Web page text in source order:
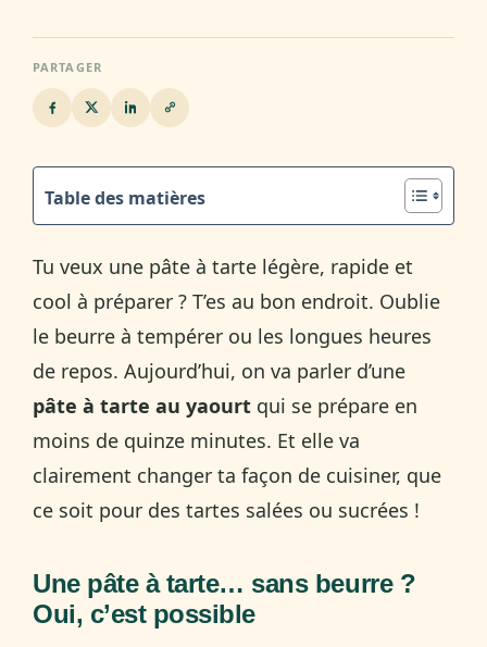
PARTAGER
Table des matières
Tu veux une pâte à tarte légère, rapide et
cool à préparer ? T’es au bon endroit. Oublie
le beurre à tempérer ou les longues heures
de repos. Aujourd’hui, on va parler d’une
pâte à tarte au yaourt qui se prépare en
moins de quinze minutes. Et elle va
clairement changer ta façon de cuisiner, que
ce soit pour des tartes salées ou sucrées !
Une pâte à tarte… sans beurre ?
Oui, c’est possible